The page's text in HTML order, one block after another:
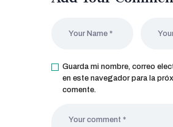
Guarda mi nombre, correo
en este navegador para la
comente.